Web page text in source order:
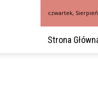
czwartek, Sierpień
Strona